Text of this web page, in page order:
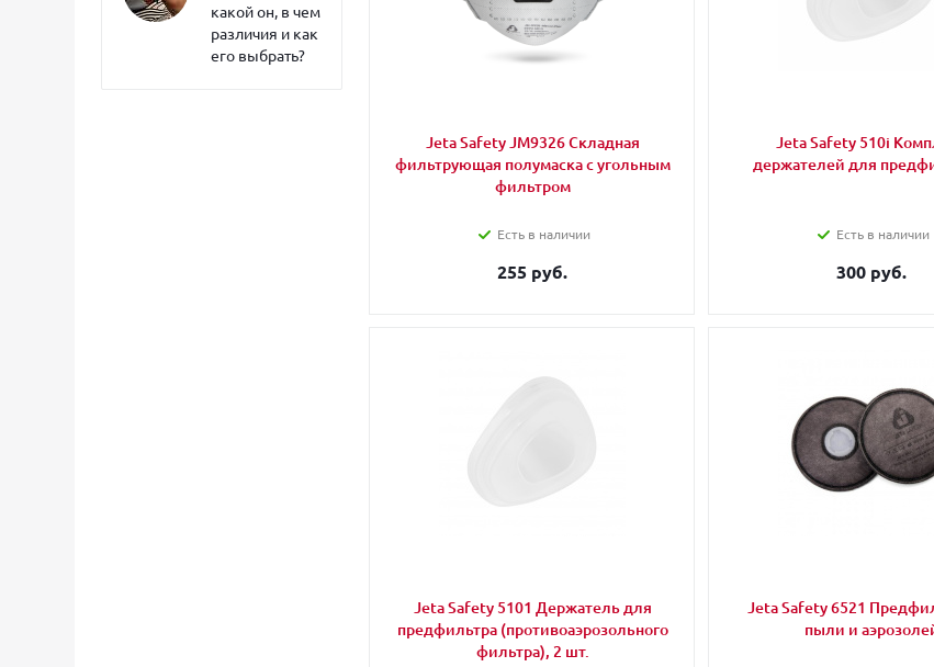
какой он, в чем
различия и как
его выбрать?
Jeta Safety JM9326 Cкладная
фильтрующая полумаска с угольным
фильтром
Есть в наличии
255 руб.
Jeta Safety 510i
держателей для
Есть в наличии
300 руб.
Jeta Safety 5101 Держатель для
предфильтра (противоаэрозольного
фильтра), 2 шт.
Jeta Safety 6521
пыли и